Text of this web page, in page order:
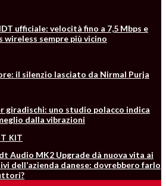
ufficiale: velocità fino a 7,5 Mbps e
wireless sempre più vicino
il silenzio lasciato da Nirmal Purja
giradischi: uno studio polacco indica
dalla vibrazioni
Audio MK2 Upgrade dà nuova vita ai
dell’azienda danese: dovrebbero farlo